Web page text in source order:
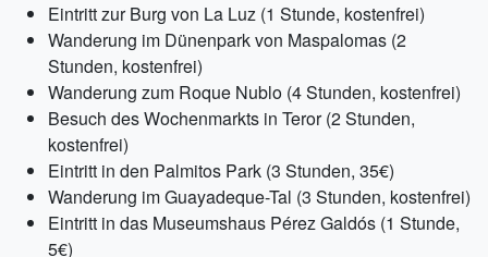
Eintritt zur Burg von La Luz (1 Stunde, kostenfrei)
Wanderung im Dünenpark von Maspalomas (2
Stunden, kostenfrei)
Wanderung zum Roque Nublo (4 Stunden, kostenfrei)
Besuch des Wochenmarkts in Teror (2 Stunden,
kostenfrei)
Eintritt in den Palmitos Park (3 Stunden, 35€)
Wanderung im Guayadeque-Tal (3 Stunden, kostenfrei)
Eintritt in das Museumshaus Pérez Galdós (1 Stunde,
5€)